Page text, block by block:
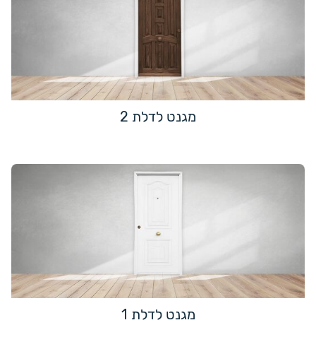
מגנט לדלת 2
מגנט לדלת 1